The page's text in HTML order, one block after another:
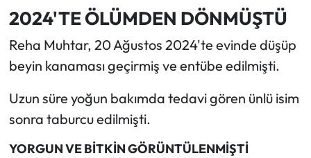
2024'TE ÖLÜMDEN DÖNMÜŞTÜ
Reha Muhtar, 20 Ağustos 2024'te evinde düşüp
beyin kanaması geçirmiş ve entübe edilmişti.
Uzun süre yoğun bakımda tedavi gören ünlü isim
sonra taburcu edilmişti.
YORGUN VE BİTKİN GÖRÜNTÜLENMİŞTİ